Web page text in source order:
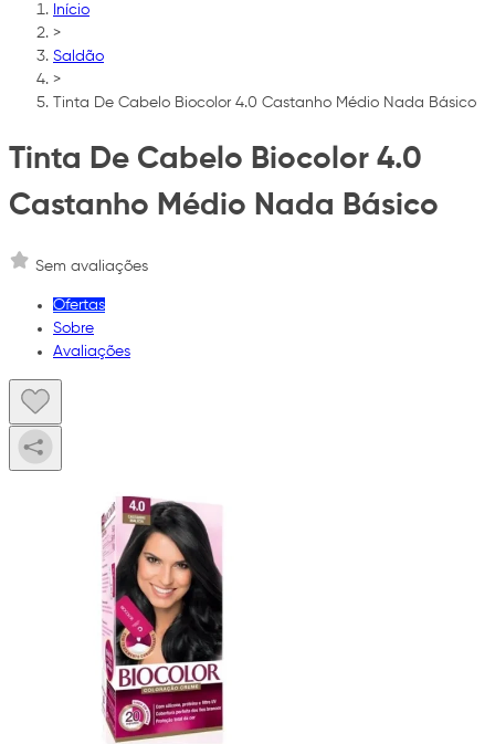
Início
>
Saldão
>
Tinta De Cabelo Biocolor 4.0 Castanho Médio Nada Básico
Tinta De Cabelo Biocolor 4.0
Castanho Médio Nada Básico
Sem avaliações
Ofertas
Sobre
Avaliações